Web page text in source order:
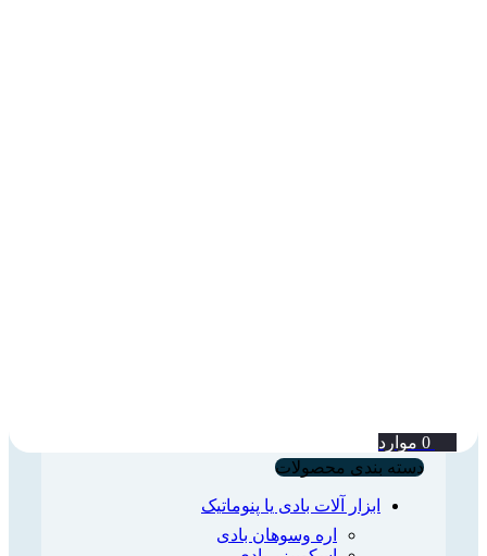
0 موارد
دسته بندی محصولات
ابزار آلات بادی یا پنوماتیک
اره وسوهان بادی